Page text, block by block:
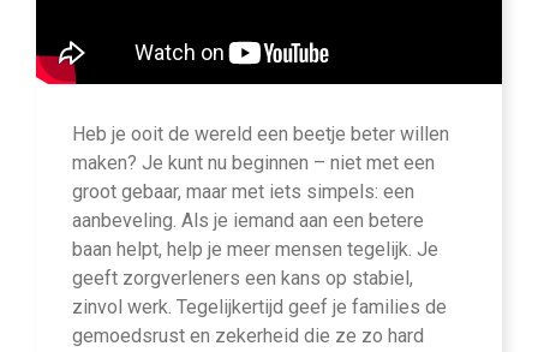
Heb je ooit de wereld een beetje beter willen
maken? Je kunt nu beginnen – niet met een
groot gebaar, maar met iets simpels: een
aanbeveling. Als je iemand aan een betere
baan helpt, help je meer mensen tegelijk. Je
geeft zorgverleners een kans op stabiel,
zinvol werk. Tegelijkertijd geef je families de
gemoedsrust en zekerheid die ze zo hard